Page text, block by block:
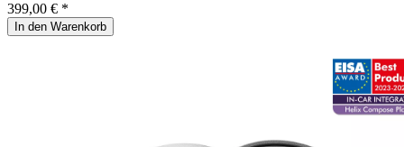
399,00 € *
In den Warenkorb